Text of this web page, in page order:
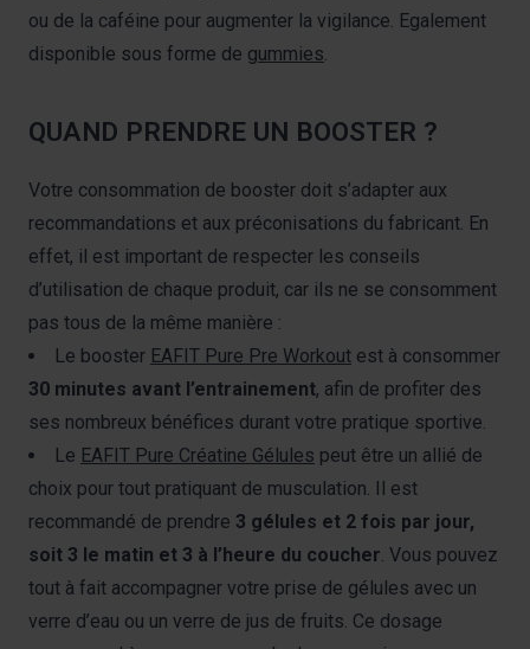
ou de la caféine pour augmenter la vigilance. Egalement
disponible sous forme de gummies.
QUAND PRENDRE UN BOOSTER ?
Votre consommation de booster doit s’adapter aux
recommandations et aux préconisations du fabricant. En
effet, il est important de respecter les conseils
d’utilisation de chaque produit, car ils ne se consomment
pas tous de la même manière :
Le booster EAFIT Pure Pre Workout est à consommer
30 minutes avant l’entrainement, afin de profiter des
ses nombreux bénéfices durant votre pratique sportive.
Le EAFIT Pure Créatine Gélules peut être un allié de
choix pour tout pratiquant de musculation. Il est
recommandé de prendre 3 gélules et 2 fois par jour,
soit 3 le matin et 3 à l’heure du coucher. Vous pouvez
tout à fait accompagner votre prise de gélules avec un
verre d’eau ou un verre de jus de fruits. Ce dosage